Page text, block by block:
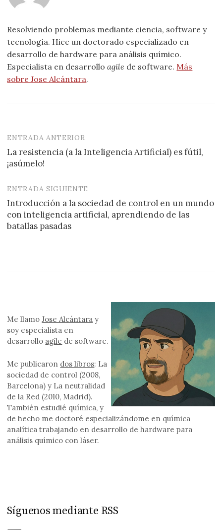
Resolviendo problemas mediante ciencia, software y
tecnología. Hice un doctorado especializado en
desarrollo de hardware para análisis químico.
Especialista en desarrolloagile de software. Más
sobre Jose Alcántara.
Navegación
de
ENTRADA ANTERIOR
La resistencia (a la Inteligencia Artificial) es fútil,
¡asúmelo!
ENTRADA SIGUIENTE
Introducción a la sociedad de control en un mundo
con inteligencia artificial, aprendiendo de las
batallas pasadas
Me llamoJose Alcántara y
soy especialista en
desarrollo agile de software.
Me publicaron dos libros: La
sociedad de control (2008,
Barcelona) y La neutralidad
de la Red (2010, Madrid).
También estudié química, y
de hecho me doctoré especializándome en química
analítica trabajando en desarrollo de hardware para
análisis químico con láser.
Síguenos mediante RSS